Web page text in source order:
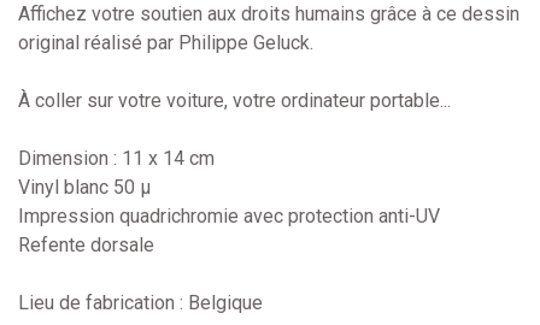
Affichez votre soutien aux droits humains grâce à ce dessin
original réalisé par Philippe Geluck.
À coller sur votre voiture, votre ordinateur portable...
Dimension : 11 x 14 cm
Vinyl blanc 50 µ
Impression quadrichromie avec protection anti-UV
Refente dorsale
Lieu de fabrication : Belgique